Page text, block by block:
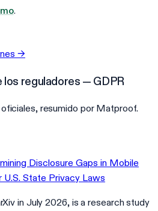
.
→
los reguladores — GDPR
resumido por Matproof.
Disclosure Gaps in Mobile
State Privacy Laws
in July 2026, is a research study